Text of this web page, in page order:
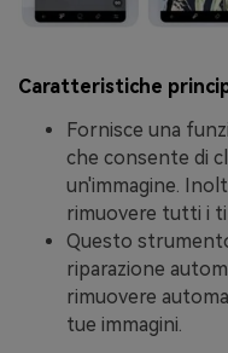
Caratteristiche
Fornisce una
che consente di
un'immagine.
rimuovere tutti i
Questo
riparazione
rimuovere
tue immagini.